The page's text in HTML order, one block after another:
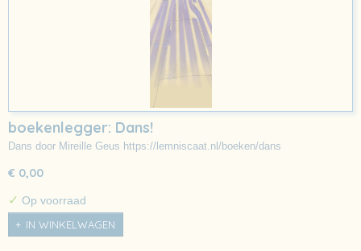
boekenlegger: Dans!
Dans door Mireille Geus https://lemniscaat.nl/boeken/dans
€ 0,00
✓ Op voorraad
IN WINKELWAGEN